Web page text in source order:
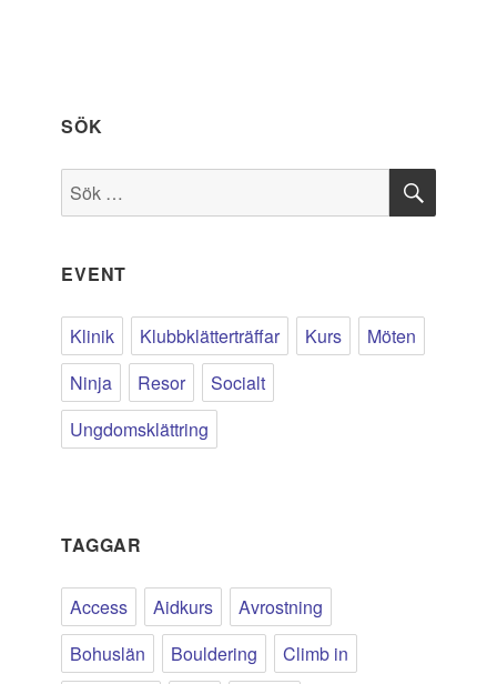
SÖK
Sök
efter:
SÖK
EVENT
Klinik Klubbklätterträffar Kurs
Möten
Ninja
Resor
Socialt
Ungdomsklättring
TAGGAR
Access Aidkurs
Avrostning
Bohuslän
Bouldering
Climb in